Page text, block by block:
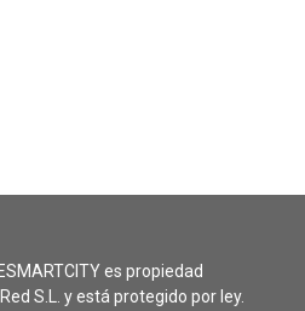
es propiedad
S.L. y está protegido por ley.